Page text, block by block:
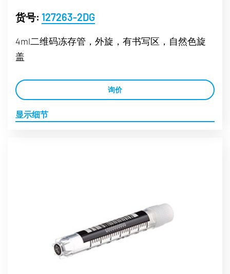
货号: 127263-2DG
4ml二维码冻存管，外旋，有书写区，自然色旋
盖
询价
显示细节